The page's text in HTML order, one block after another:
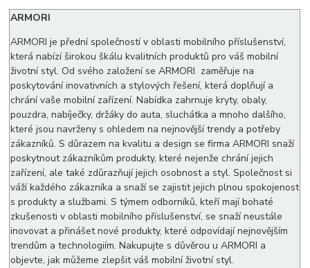
ARMORI
ARMORI je přední společností v oblasti mobilního příslušenství,
která nabízí širokou škálu kvalitních produktů pro váš mobilní
životní styl. Od svého založení se ARMORI zaměřuje na
poskytování inovativních a stylových řešení, která doplňují a
chrání vaše mobilní zařízení. Nabídka zahrnuje kryty, obaly,
pouzdra, nabíječky, držáky do auta, sluchátka a mnoho dalšího,
které jsou navrženy s ohledem na nejnovější trendy a potřeby
zákazníků. S důrazem na kvalitu a design se firma ARMORI snaží
poskytnout zákazníkům produkty, které nejenže chrání jejich
zařízení, ale také zdůrazňují jejich osobnost a styl. Společnost si
váží každého zákazníka a snaží se zajistit jejich plnou spokojenost
s produkty a službami. S týmem odborníků, kteří mají bohaté
zkušenosti v oblasti mobilního příslušenství, se snaží neustále
inovovat a přinášet nové produkty, které odpovídají nejnovějším
trendům a technologiím. Nakupujte s důvěrou u ARMORI a
objevte, jak můžeme zlepšit váš mobilní životní styl.